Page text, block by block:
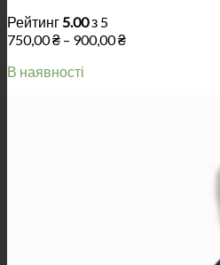
Рейтинг5.00з 5
750,00₴ – 900,00₴Price
В наявності